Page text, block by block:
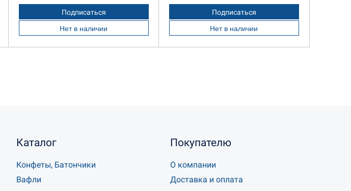
Подписаться
Нет в наличии
Подписаться
Нет в наличии
Каталог
Конфеты, Батончики
Вафли
Покупателю
О компании
Доставка и оплата